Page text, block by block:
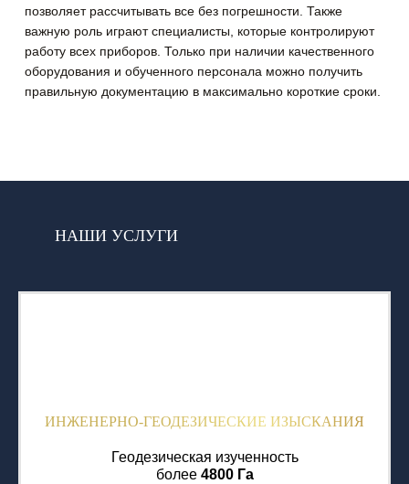
позволяет рассчитывать все без погрешности. Также
важную роль играют специалисты, которые контролируют
работу всех приборов. Только при наличии качественного
оборудования и обученного персонала можно получить
правильную документацию в максимально короткие сроки.
НАШИ УСЛУГИ
ИНЖЕНЕРНО-ГЕОДЕЗИЧЕСКИЕ ИЗЫСКАНИЯ
Геодезическая изученность
более 4800 Га